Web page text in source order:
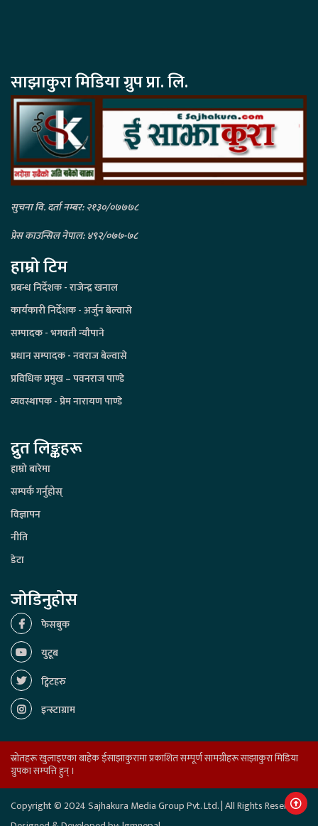
साझाकुरा मिडिया ग्रुप प्रा. लि.
सुचना वि. दर्ता नम्बर: २१३०/०७७७८
प्रेस काउन्सिल नेपाल: ४९२/०७७-७८
हाम्रो टिम
प्रबन्ध निर्देशक - राजेन्द्र खनाल
कार्यकारी निर्देशक - अर्जुन बेल्वासे
सम्पादक - भगवती न्यौपाने
प्रधान सम्पादक - नवराज बेल्वासे
प्रविधिक प्रमुख – पवनराज पाण्डे
व्यवस्थापक - प्रेम नारायण पाण्डे
द्रुत लिङ्कहरू
हाम्रो बारेमा
सम्पर्क गर्नुहोस्
विज्ञापन
नीति
डेटा
जोडिनुहोस
फेसबुक
युटूब
ट्विटहरु
इन्स्टाग्राम
स्रोतहरू खुलाइएका बाहेक ईसाझाकुरामा प्रकाशित सम्पूर्ण सामग्रीहरू साझाकुरा मिडिया
ग्रुपका सम्पत्ति हुन् ।
Copyright © 2024 Sajhakura Media Group Pvt. Ltd. | All Rights Reserved.